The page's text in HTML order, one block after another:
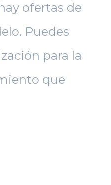
ofertas de
Puedes
para la
que